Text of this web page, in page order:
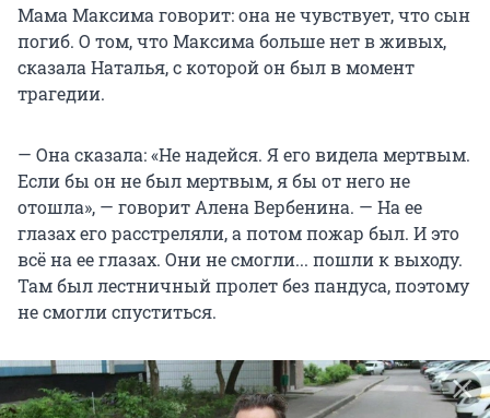
Мама Максима говорит: она не чувствует, что сын
погиб. О том, что Максима больше нет в живых,
сказала Наталья, с которой он был в момент
трагедии.
— Она сказала: «Не надейся. Я его видела мертвым.
Если бы он не был мертвым, я бы от него не
отошла», — говорит Алена Вербенина. — На ее
глазах его расстреляли, а потом пожар был. И это
всё на ее глазах. Они не смогли... пошли к выходу.
Там был лестничный пролет без пандуса, поэтому
не смогли спуститься.